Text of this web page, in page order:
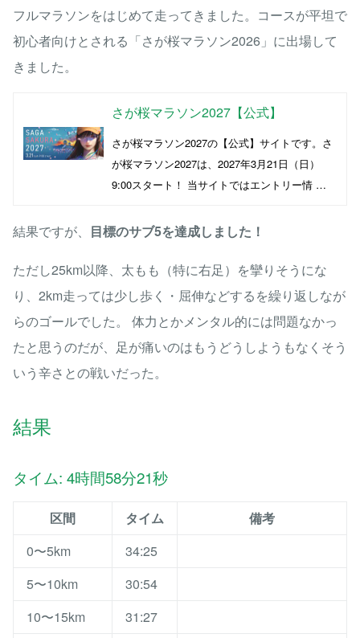
フルマラソンをはじめて走ってきました。コースが平坦で
初心者向けとされる「さが桜マラソン2026」に出場して
きました。
さが桜マラソン2027【公式】
さが桜マラソン2027の【公式】サイトです。さ
が桜マラソン2027は、2027年3月21日（日）
9:00スタート！ 当サイトではエントリー情 …
結果ですが、 目標のサブ5を達成しました！
ただし25km以降、太もも（特に右足）を攣りそうにな
り、2km走っては少し歩く・屈伸などするを繰り返しなが
らのゴールでした。 体力とかメンタル的には問題なかっ
たと思うのだが、足が痛いのはもうどうしようもなくそう
いう辛さとの戦いだった。
結果
タイム: 4時間58分21秒
区間 タイム
備考
0〜5km
34:25
5〜10km
30:54
10〜15km
31:27